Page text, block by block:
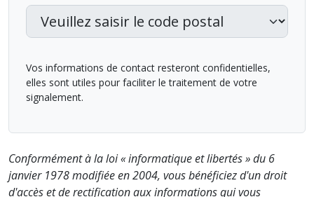
Vos informations de contact resteront confidentielles,
elles sont utiles pour faciliter le traitement de votre
signalement.
Conformément à la loi « informatique et libertés » du 6
janvier 1978 modifiée en 2004, vous bénéficiez d'un droit
d'accès et de rectification aux informations qui vous